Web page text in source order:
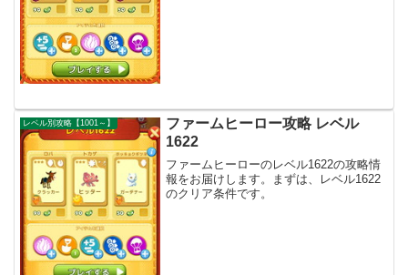
レベル別攻略【1001～】
ファームヒーロー攻略 レベル
1622
ファームヒーローのレベル1622の攻略情
報をお届けします。まずは、レベル1622
のクリア条件です。